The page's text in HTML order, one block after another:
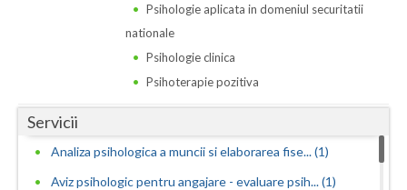
Galati
Giurgiu
Psihologie aplicata in domeniul securitatii
nationale
Psihologie clinica
Psihoterapie pozitiva
Servicii
Analiza psihologica a muncii si elaborarea fise... (1)
Aviz psihologic pentru angajare - evaluare psih... (1)